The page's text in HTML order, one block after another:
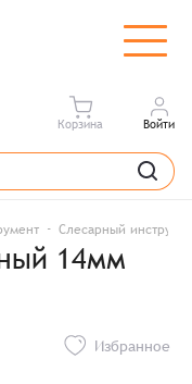
Корзина Войти
Слесарный
14мм
Избранное